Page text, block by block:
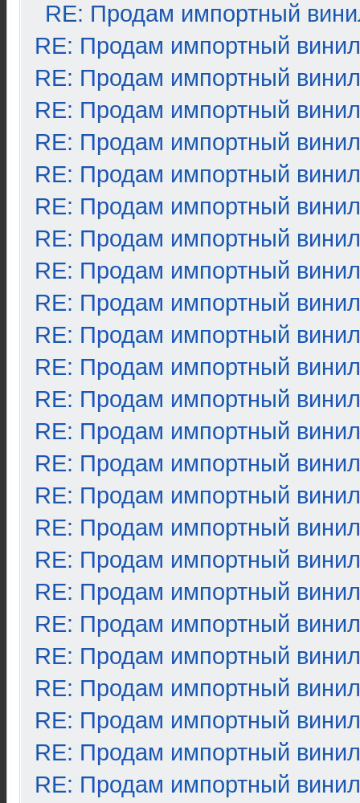
RE: Продам импортный
RE: Продам импортный винил
RE: Продам импортный винил
RE: Продам импортный винил
RE: Продам импортный винил
RE: Продам импортный винил
RE: Продам импортный винил
RE: Продам импортный винил
RE: Продам импортный винил
RE: Продам импортный винил
RE: Продам импортный винил
RE: Продам импортный винил
RE: Продам импортный винил
RE: Продам импортный винил
RE: Продам импортный винил
RE: Продам импортный винил
RE: Продам импортный винил
RE: Продам импортный винил
RE: Продам импортный винил
RE: Продам импортный винил
RE: Продам импортный винил
RE: Продам импортный винил
RE: Продам импортный винил
RE: Продам импортный винил
RE: Продам импортный винил